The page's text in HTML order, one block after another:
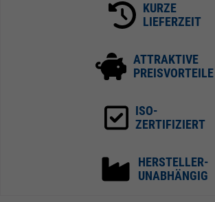
KURZE
LIEFERZEIT
ATTRAKTIVE
PREISVORTEILE
ISO-
ZERTIFIZIERT
HERSTELLER-
UNABHÄNGIG